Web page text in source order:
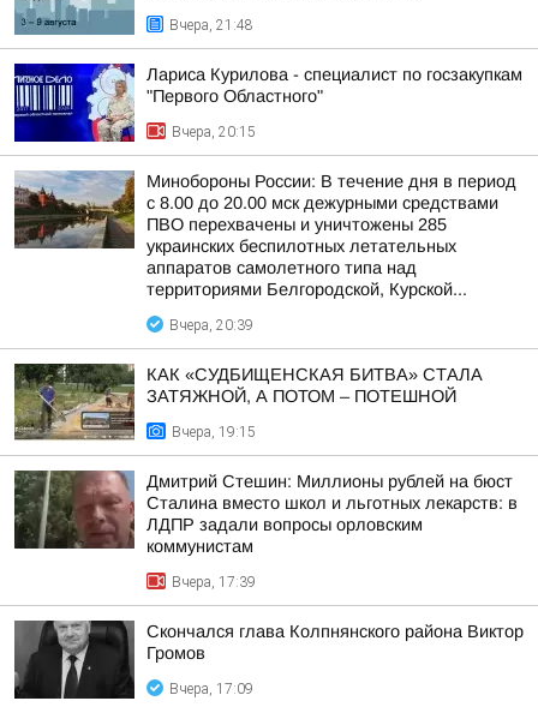
Вчера, 21:48
Лариса Курилова - специалист по госзакупкам
"Первого Областного"
Вчера, 20:15
Минобороны России: В течение дня в период
с 8.00 до 20.00 мск дежурными средствами
ПВО перехвачены и уничтожены 285
украинских беспилотных летательных
аппаратов самолетного типа над
территориями Белгородской, Курской...
Вчера, 20:39
КАК «СУДБИЩЕНСКАЯ БИТВА» СТАЛА
ЗАТЯЖНОЙ, А ПОТОМ – ПОТЕШНОЙ
Вчера, 19:15
Дмитрий Стешин: Миллионы рублей на бюст
Сталина вместо школ и льготных лекарств: в
ЛДПР задали вопросы орловским
коммунистам
Вчера, 17:39
Скончался глава Колпнянского района Виктор
Громов
Вчера, 17:09